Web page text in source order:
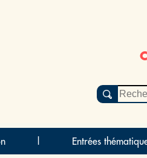
Entrées